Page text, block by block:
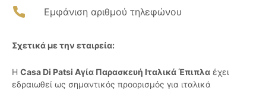
Εμφάνιση αριθμού τηλεφώνου
Σχετικά με την εταιρεία:
Η Casa Di Patsi Αγία Παρασκευή Ιταλικά Έπιπλα έχει
εδραιωθεί ως σημαντικός προορισμός για ιταλικά